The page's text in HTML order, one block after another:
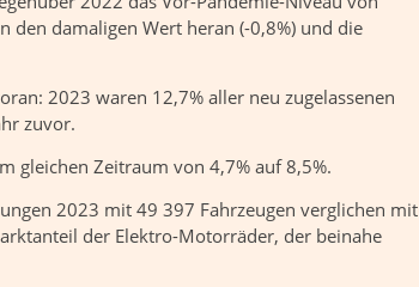
den damaligen Wert heran (-0,8%) und die
2023 waren 12,7% aller neu zugelassenen
zuvor.
gleichen Zeitraum von 4,7% auf 8,5%.
2023 mit 49 397 Fahrzeugen verglichen mit
der Elektro-Motorräder, der beinahe